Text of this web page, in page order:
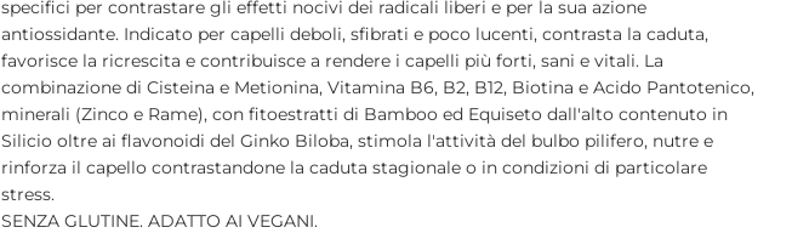
specifici per contrastare gli effetti nocivi dei radicali liberi e per la sua azione
antiossidante. Indicato per capelli deboli, sfibrati e poco lucenti, contrasta la caduta,
favorisce la ricrescita e contribuisce a rendere i capelli più forti, sani e vitali. La
combinazione di Cisteina e Metionina, Vitamina B6, B2, B12, Biotina e Acido Pantotenico,
minerali (Zinco e Rame), con fitoestratti di Bamboo ed Equiseto dall'alto contenuto in
Silicio oltre ai flavonoidi del Ginko Biloba, stimola l'attività del bulbo pilifero, nutre e
rinforza il capello contrastandone la caduta stagionale o in condizioni di particolare
stress.
SENZA GLUTINE. ADATTO AI VEGANI.